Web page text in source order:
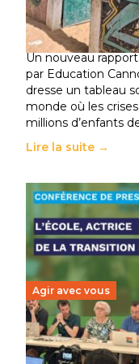
déplacements
11 juillet 2026 -National
Un nouveau
par Education
dresse un tableau
monde où les
millions d’enfants
Lire la suite →
Agir avec vous
Transition
l’éducation :